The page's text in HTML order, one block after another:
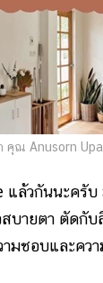
คุณ Anusorn
ล้วกันนะครั
ายตา ตัดกั
ชอบและคว